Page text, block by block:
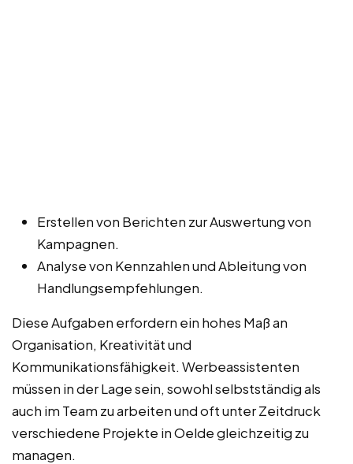
Erstellen von Berichten zur Auswertung von
Kampagnen.
Analyse von Kennzahlen und Ableitung von
Handlungsempfehlungen.
Diese Aufgaben erfordern ein hohes Maß an
Organisation, Kreativität und
Kommunikationsfähigkeit. Werbeassistenten
müssen in der Lage sein, sowohl selbstständig als
auch im Team zu arbeiten und oft unter Zeitdruck
verschiedene Projekte in Oelde gleichzeitig zu
managen.